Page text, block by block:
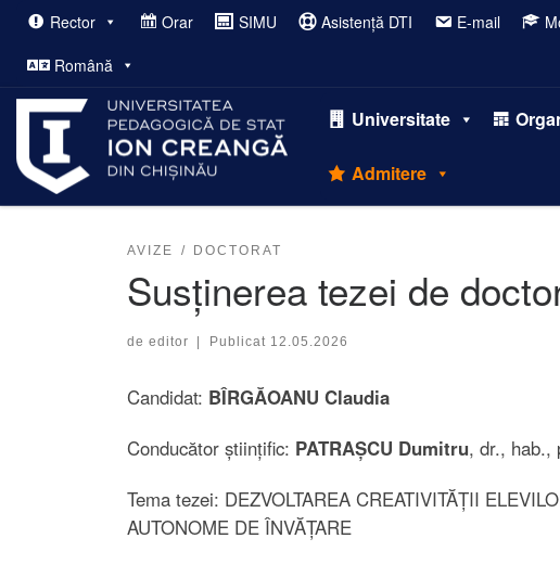
Afișează întregul conținut
Rector Orar SIMU Asistență DTI E-mail
Română
Universitate
Admitere
AVIZE DOCTORAT
Susținerea tezei de
de editor | Publicat 12.05.2026
Candidat: BÎRGĂOANU Claudia
Conducător științific: PATRAȘCU Dumitru, dr., hab.,
Tema tezei: DEZVOLTAREA CREATIVITĂȚII
AUTONOME DE ÎNVĂȚARE